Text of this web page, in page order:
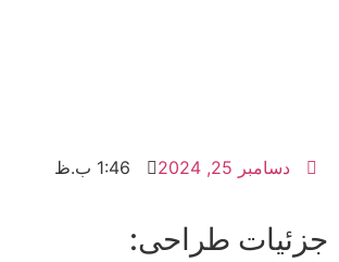
دسامبر 25, 2024 1:46 ب.ظ
جزئیات طراحی: